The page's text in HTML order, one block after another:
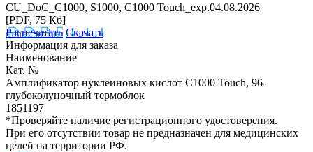
CU_DoC_C1000, S1000, C1000 Touch_exp.04.08.2026
[PDF, 75 Кб]
Распечатать Скачать
Информация для заказа
Наименование
Кат. №
Амплификатор нуклеиновых кислот C1000 Touch, 96-
глубоколуночный термоблок
1851197
*Проверяйте наличие регистрационного удостоверения.
При его отсутствии товар не предназначен для медицинских
целей на территории РФ.